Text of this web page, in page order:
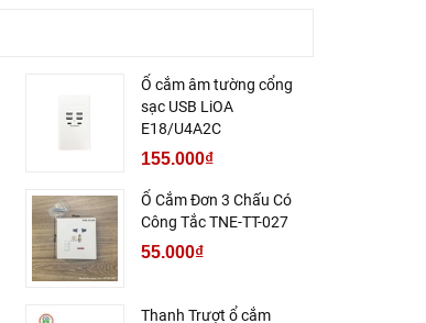
Ổ cắm âm tường cổng
sạc USB LiOA
E18/U4A2C
155.000₫
Ổ Cắm Đơn 3 Chấu Có
Công Tắc TNE-TT-027
55.000₫
Thanh Trượt ổ cắm